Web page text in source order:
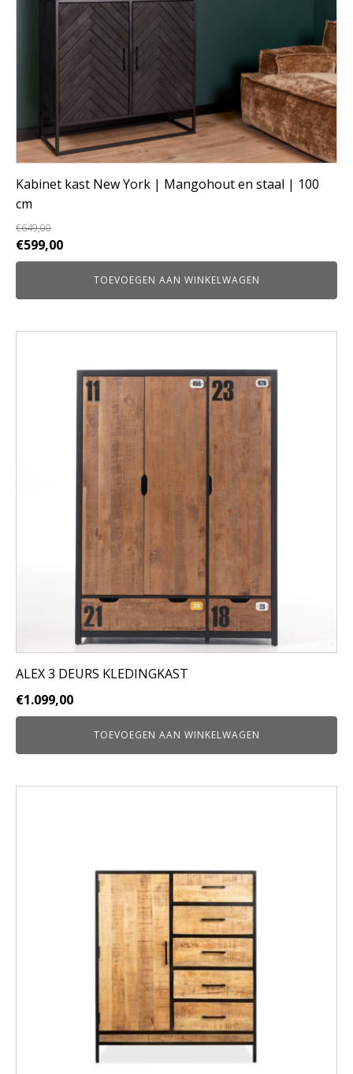
Kabinet kast New York | Mangohout en staal | 100
cm
€649,00
Oorspronkelijke
prijs
€649,00.
€599,00Huidige
prijs
€599,00.
TOEVOEGEN AAN WINKELWAGEN
ALEX 3 DEURS KLEDINGKAST
€1.099,00
TOEVOEGEN AAN WINKELWAGEN